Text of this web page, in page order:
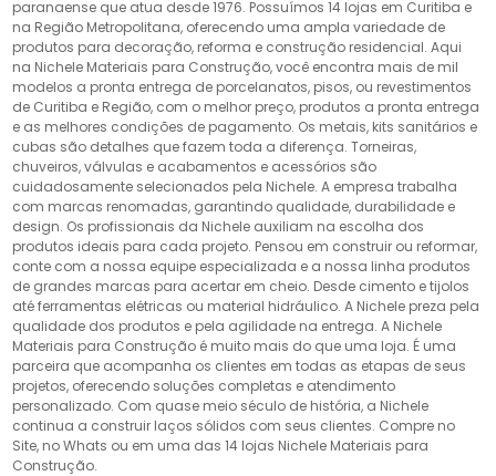
paranaense que atua desde 1976. Possuímos 14 lojas em Curitiba e
na Região Metropolitana, oferecendo uma ampla variedade de
produtos para decoração, reforma e construção residencial. Aqui
na Nichele Materiais para Construção, você encontra mais de mil
modelos a pronta entrega de porcelanatos, pisos, ou revestimentos
de Curitiba e Região, com o melhor preço, produtos a pronta entrega
e as melhores condições de pagamento. Os metais, kits sanitários e
cubas são detalhes que fazem toda a diferença. Torneiras,
chuveiros, válvulas e acabamentos e acessórios são
cuidadosamente selecionados pela Nichele. A empresa trabalha
com marcas renomadas, garantindo qualidade, durabilidade e
design. Os profissionais da Nichele auxiliam na escolha dos
produtos ideais para cada projeto. Pensou em construir ou reformar,
conte com a nossa equipe especializada e a nossa linha produtos
de grandes marcas para acertar em cheio. Desde cimento e tijolos
até ferramentas elétricas ou material hidráulico. A Nichele preza pela
qualidade dos produtos e pela agilidade na entrega. A Nichele
Materiais para Construção é muito mais do que uma loja. É uma
parceira que acompanha os clientes em todas as etapas de seus
projetos, oferecendo soluções completas e atendimento
personalizado. Com quase meio século de história, a Nichele
continua a construir laços sólidos com seus clientes. Compre no
Site, no Whats ou em uma das 14 lojas Nichele Materiais para
Construção.